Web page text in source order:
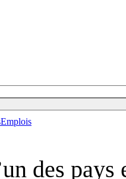
Emplois
des